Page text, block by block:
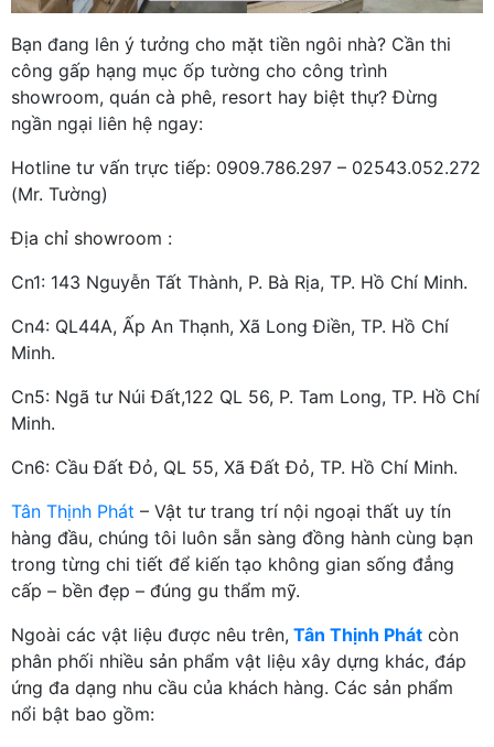
Bạn đang lên ý tưởng cho mặt tiền ngôi nhà? Cần thi
công gấp hạng mục ốp tường cho công trình
showroom, quán cà phê, resort hay biệt thự? Đừng
ngần ngại liên hệ ngay:
Hotline tư vấn trực tiếp: 0909.786.297 – 02543.052.272
(Mr. Tường)
Địa chỉ showroom :
Cn1: 143 Nguyễn Tất Thành, P. Bà Rịa, TP. Hồ Chí Minh.
Cn4: QL44A, Ấp An Thạnh, Xã Long Điền, TP. Hồ Chí
Minh.
Cn5: Ngã tư Núi Đất,122 QL 56, P. Tam Long, TP. Hồ Chí
Minh.
Cn6: Cầu Đất Đỏ, QL 55, Xã Đất Đỏ, TP. Hồ Chí Minh.
Tân Thịnh Phát – Vật tư trang trí nội ngoại thất uy tín
hàng đầu, chúng tôi luôn sẵn sàng đồng hành cùng bạn
trong từng chi tiết để kiến tạo không gian sống đẳng
cấp – bền đẹp – đúng gu thẩm mỹ.
Ngoài các vật liệu được nêu trên, Tân Thịnh Phát còn
phân phối nhiều sản phẩm vật liệu xây dựng khác, đáp
ứng đa dạng nhu cầu của khách hàng. Các sản phẩm
nổi bật bao gồm: